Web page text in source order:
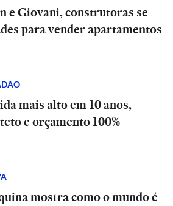
e Giovani, construtoras se
para vender apartamentos
mais alto em 10 anos,
e orçamento 100%
mostra como o mundo é